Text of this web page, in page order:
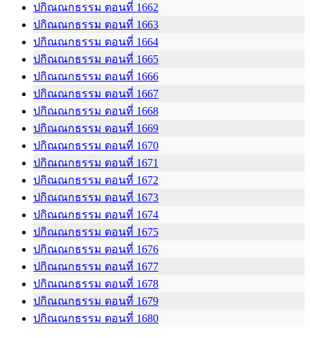
ปกิณณกธรรม ตอนที่ 1662
ปกิณณกธรรม ตอนที่ 1663
ปกิณณกธรรม ตอนที่ 1664
ปกิณณกธรรม ตอนที่ 1665
ปกิณณกธรรม ตอนที่ 1666
ปกิณณกธรรม ตอนที่ 1667
ปกิณณกธรรม ตอนที่ 1668
ปกิณณกธรรม ตอนที่ 1669
ปกิณณกธรรม ตอนที่ 1670
ปกิณณกธรรม ตอนที่ 1671
ปกิณณกธรรม ตอนที่ 1672
ปกิณณกธรรม ตอนที่ 1673
ปกิณณกธรรม ตอนที่ 1674
ปกิณณกธรรม ตอนที่ 1675
ปกิณณกธรรม ตอนที่ 1676
ปกิณณกธรรม ตอนที่ 1677
ปกิณณกธรรม ตอนที่ 1678
ปกิณณกธรรม ตอนที่ 1679
ปกิณณกธรรม ตอนที่ 1680